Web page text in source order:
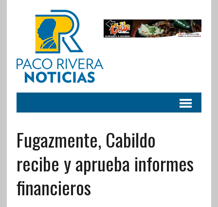
Fugazmente, Cabildo
recibe y aprueba informes
financieros